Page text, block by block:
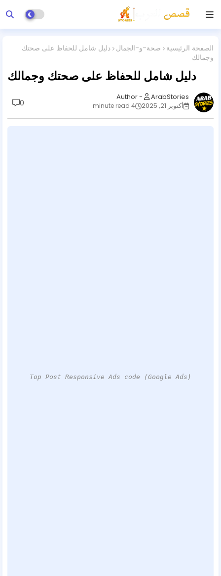
الصفحة الرئيسية صحة-و-الجمال دليل شامل للحفاظ على صحتك
وجمالك
دليل شامل للحفاظ على صحتك وجمالك
ArabStories
أكتوبر 21, 2025
4 minute read
0
Top Post Responsive Ads code (Google Ads)